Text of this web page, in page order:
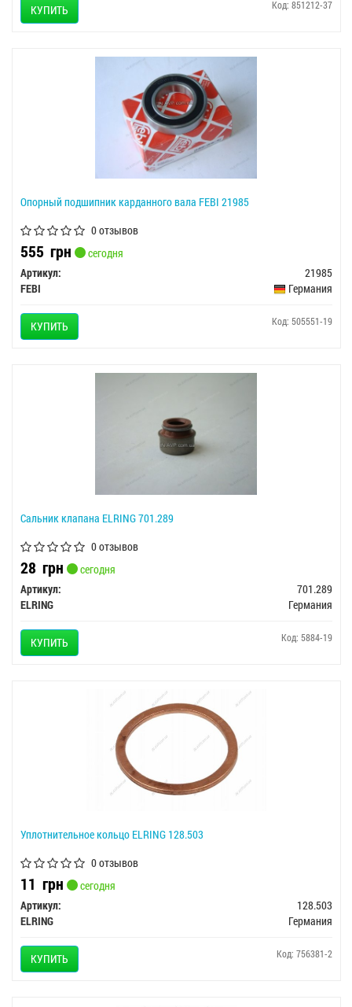
КУПИТЬ Код: 851212-37
Опорный подшипник карданного вала FEBI 21985
0 отзывов
555 грн
сегодня
Артикул:
21985
FEBI
Германия
КУПИТЬ Код: 505551-19
Сальник клапана ELRING 701.289
0 отзывов
28 грн
сегодня
Артикул:
701.289
ELRING
Германия
КУПИТЬ Код: 5884-19
Уплотнительное кольцо ELRING 128.503
0 отзывов
11 грн
сегодня
Артикул:
128.503
ELRING
Германия
КУПИТЬ Код: 756381-2